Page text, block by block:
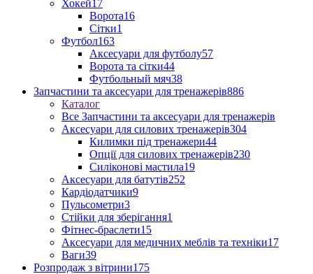
Хокей17
Ворота16
Сітки1
Футбол163
Аксесуари для футболу57
Ворота та сітки44
Футбольный мяч38
Запчастини та аксесуари для тренажерів886
Каталог
Все Запчастини та аксесуари для тренажерів
Аксесуари для силових тренажерів304
Килимки під тренажери44
Опції для силових тренажерів230
Силіконові мастила19
Аксесуари для батутів252
Кардіодатчики9
Пульсометри3
Стійки для зберігання1
Фітнес-браслети15
Аксесуари для медичних меблів та техніки17
Ваги39
Розпродаж з вітрини175